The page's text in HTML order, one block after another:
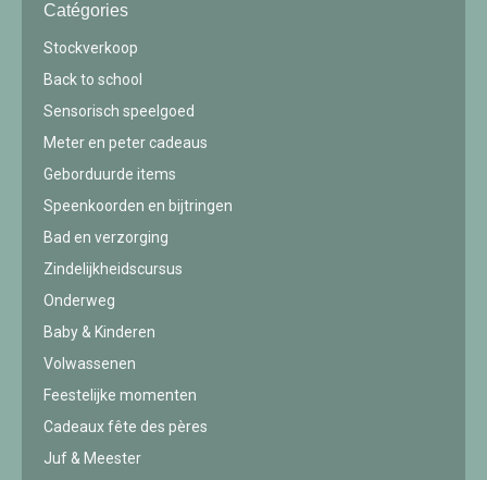
Catégories
Stockverkoop
Back to school
Sensorisch speelgoed
Meter en peter cadeaus
Geborduurde items
Speenkoorden en bijtringen
Bad en verzorging
Zindelijkheidscursus
Onderweg
Baby & Kinderen
Volwassenen
Feestelijke momenten
Cadeaux fête des pères
Juf & Meester